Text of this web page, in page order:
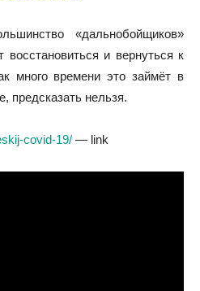
«дальнобойщиков»
и вернуться к
много времени это займёт в
предсказать нельзя.
covid-19/ — link